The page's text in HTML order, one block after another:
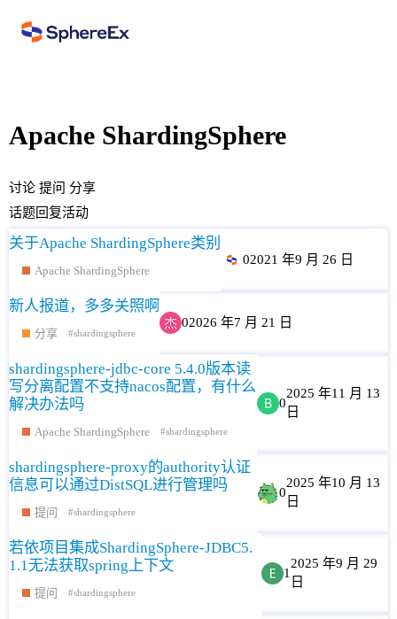
Apache ShardingSphere
讨论 提问 分享
话题 回复活动
关于Apache ShardingSphere类别
Apache ShardingSphere
02021 年9 月 26 日
新人报道，多多关照啊
分享 shardingsphere
02026 年7 月 21 日
shardingsphere-jdbc-core 5.4.0版本读
写分离配置不支持nacos配置，有什么
解决办法吗
Apache ShardingSphere shardingsphere
0
2025 年11 月 13
日
shardingsphere-proxy的authority认证
信息可以通过DistSQL进行管理吗
提问 shardingsphere
0
2025 年10 月 13
日
若依项目集成ShardingSphere-JDBC5.
1.1无法获取spring上下文
提问 shardingsphere
1
2025 年9 月 29
日